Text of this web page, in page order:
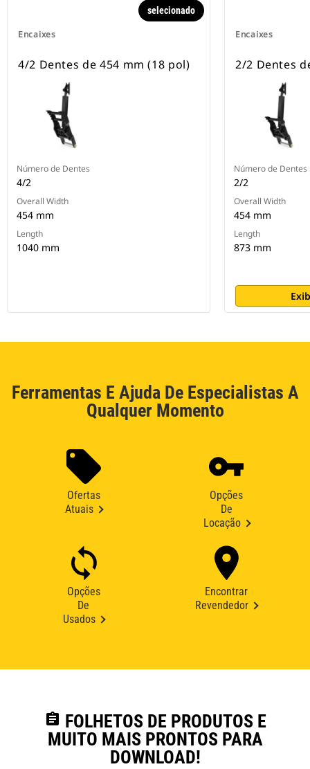
Encaixes
selecionado
4/2 Dentes de 454 mm (18 pol)
Número de Dentes
4/2
Overall Width
454 mm
Length
1040 mm
Encaixes
2/2 Dentes
Número de Dentes
2/2
Overall Width
454 mm
Length
873 mm
Ferramentas E Ajuda De Especialistas A
Qualquer Momento
Ofertas
Atuais
Opções
De
Locação
Opções
De
Usados
Encontrar
Revendedor
assignment FOLHETOS DE PRODUTOS E
MUITO MAIS PRONTOS PARA
DOWNLOAD!